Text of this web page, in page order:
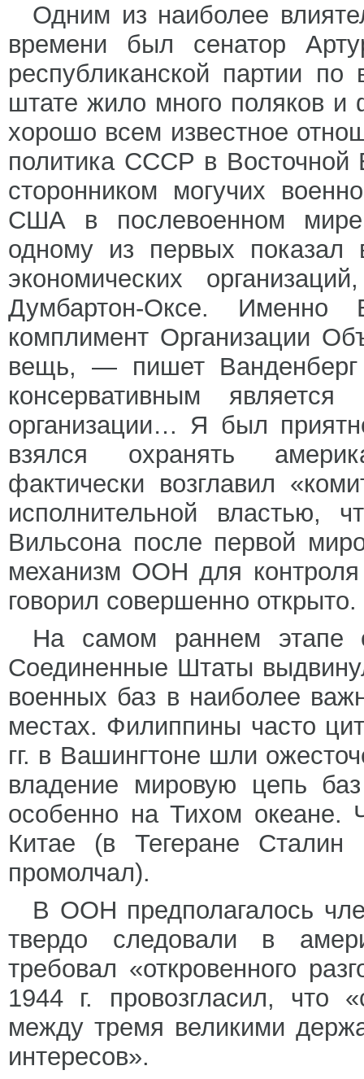
Одним из наиболее
времени был сенатор
республиканской партии
штате жило много поляков и
хорошо всем известное
политика СССР в Восточной
сторонником могучих
США в послевоенном
одному из первых
экономических
Думбартон-Оксе. Именно
комплимент Организации
вещь, — пишет
консервативным
организации… Я был
взялся охранять
фактически возглавил
исполнительной властью,
Вильсона после первой
механизм ООН для
говорил совершенно открыто.
На самом раннем этапе
Соединенные Штаты
военных баз в наиболее
местах. Филиппины часто
гг. в Вашингтоне шли
владение мировую цепь
особенно на Тихом
Китае (в Тегеране
промолчал).
В ООН предполагалось
твердо следовали в
требовал «откровенного
1944 г. провозгласил, что
между тремя великими
интересов».